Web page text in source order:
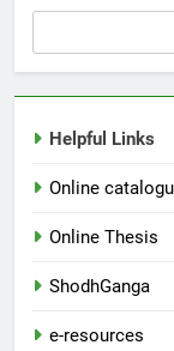
Helpful Links
Online
Online Thesis
ShodhGanga
e-resources